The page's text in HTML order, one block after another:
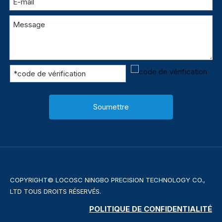
Soumettre
COPYRIGHT© LOCOSC NINGBO PRECISION TECHNOLOGY CO.,
LTD TOUS DROITS RÉSERVÉS.
POLITIQUE DE CONFIDENTIALITÉ